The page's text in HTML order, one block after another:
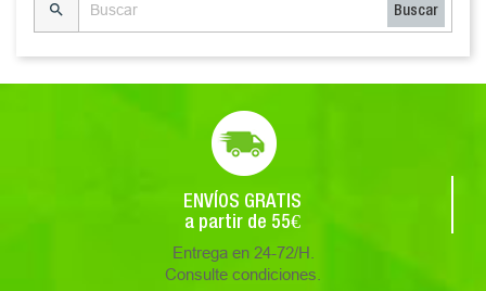
 Buscar
ENVÍOS GRATIS
a partir de 55€
Entrega en 24-72/H.
Consulte condiciones.